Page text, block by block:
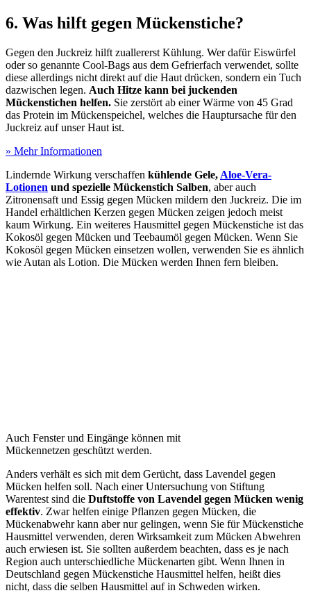
6. Was hilft gegen Mückenstiche?
Gegen den Juckreiz hilft zuallererst Kühlung. Wer dafür Eiswürfel
oder so genannte Cool-Bags aus dem Gefrierfach verwendet, sollte
diese allerdings nicht direkt auf die Haut drücken, sondern ein Tuch
dazwischen legen. Auch Hitze kann bei juckenden
Mückenstichen helfen. Sie zerstört ab einer Wärme von 45 Grad
das Protein im Mückenspeichel, welches die Hauptursache für den
Juckreiz auf unser Haut ist.
» Mehr Informationen
Lindernde Wirkung verschaffen kühlende Gele, Aloe-Vera-
Lotionen und spezielle Mückenstich Salben, aber auch
Zitronensaft und Essig gegen Mücken mildern den Juckreiz. Die im
Handel erhältlichen Kerzen gegen Mücken zeigen jedoch meist
kaum Wirkung. Ein weiteres Hausmittel gegen Mückenstiche ist das
Kokosöl gegen Mücken und Teebaumöl gegen Mücken. Wenn Sie
Kokosöl gegen Mücken einsetzen wollen, verwenden Sie es ähnlich
wie Autan als Lotion. Die Mücken werden Ihnen fern bleiben.
Auch Fenster und Eingänge können mit
Mückennetzen geschützt werden.
Anders verhält es sich mit dem Gerücht, dass Lavendel gegen
Mücken helfen soll. Nach einer Untersuchung von Stiftung
Warentest sind die Duftstoffe von Lavendel gegen Mücken wenig
effektiv. Zwar helfen einige Pflanzen gegen Mücken, die
Mückenabwehr kann aber nur gelingen, wenn Sie für Mückenstiche
Hausmittel verwenden, deren Wirksamkeit zum Mücken Abwehren
auch erwiesen ist. Sie sollten außerdem beachten, dass es je nach
Region auch unterschiedliche Mückenarten gibt. Wenn Ihnen in
Deutschland gegen Mückenstiche Hausmittel helfen, heißt dies
nicht, dass die selben Hausmittel auf in Schweden wirken.